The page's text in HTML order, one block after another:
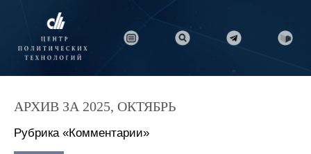
АРХИВ ЗА 2025, ОКТЯБРЬ
Рубрика «Комментарии»